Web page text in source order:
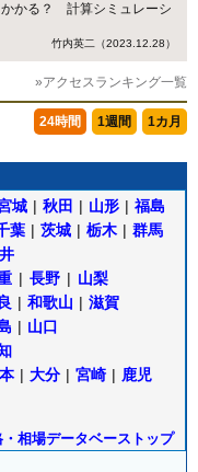
かかる？ 計算シミュレーシ
竹内英二（2023.12.28）
»アクセスランキング一覧
24時間 1週間 1カ月
城 | 秋田 | 山形 | 福島
葉 | 茨城 | 栃木 | 群馬
| 長野 | 山梨
| 和歌山 | 滋賀
| 山口
| 大分 | 宮崎 | 鹿児
相場データベーストップ